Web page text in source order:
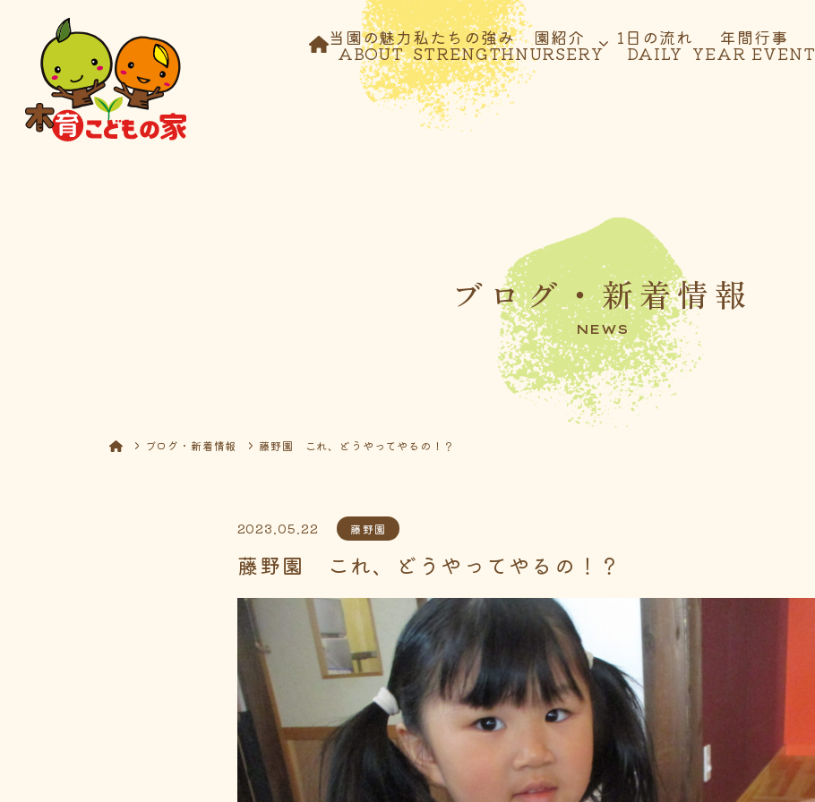
当園の魅力
ABOUT
私たちの強み
STRENGTH
園紹介
NURSERY
1日の流れ
DAILY
年間行事
YEAR EVENT
ブログ・新着情報
NEWS
ブログ・新着情報 藤野園 これ、どうやってやるの！？
2023.05.22 藤野園
藤野園 これ、どうやってやるの！？